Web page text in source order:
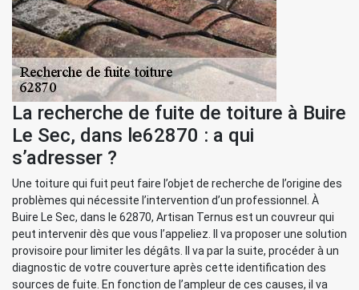
La recherche de fuite de toiture à Buire
Le Sec, dans le62870 : a qui
s’adresser ?
Une toiture qui fuit peut faire l’objet de recherche de l’origine des
problèmes qui nécessite l’intervention d’un professionnel. À
Buire Le Sec, dans le 62870, Artisan Ternus est un couvreur qui
peut intervenir dès que vous l’appeliez. Il va proposer une solution
provisoire pour limiter les dégâts. Il va par la suite, procéder à un
diagnostic de votre couverture après cette identification des
sources de fuite. En fonction de l’ampleur de ces causes, il va